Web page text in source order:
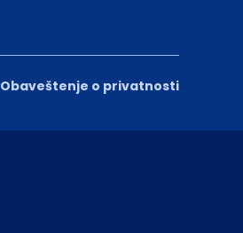
Obaveštenje o privatnosti